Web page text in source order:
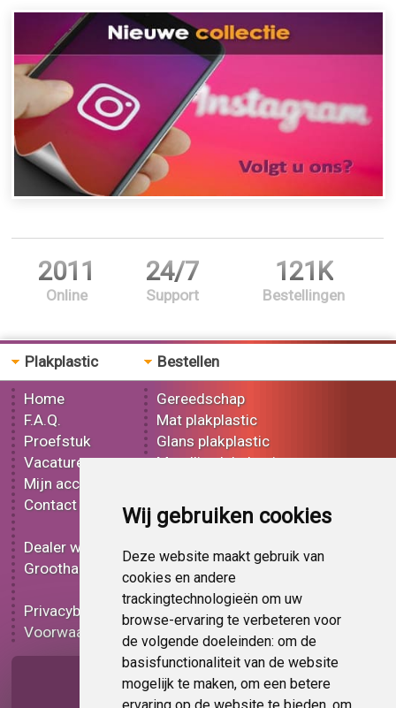
Wij gebruiken cookies
Deze website maakt gebruik van
cookies en andere
trackingtechnologieën om uw
browse-ervaring te verbeteren voor
de volgende doeleinden: om de
basisfunctionaliteit van de website
mogelijk te maken, om een betere
2011
Online
24/7
Support
121K
Bestellingen
Plakplastic
Home
F.A.Q.
Proefstuk
Vacatures
Mijn account
Contact
Dealer worden
Groothandel
Privacybeleid
Voorwaarden
Bestellen
Gereedschap
Mat plakplastic
Glans plakplastic
Metallic plakplastic
Effect plakplastic
Bedrukt plakplastic
Carbon plakplastic
Lampen folie
Functionele folie
Plakplastic korting
Op bestelling
Pagina delen